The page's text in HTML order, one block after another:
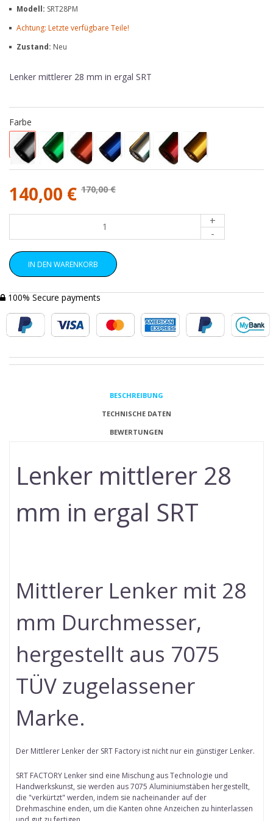
Modell: SRT28PM
Achtung: Letzte verfügbare Teile!
Zustand: Neu
Lenker mittlerer 28 mm in ergal SRT
Farbe
140,00 € 170,00 €
+
-
IN DEN WARENKORB
100% Secure payments
BESCHREIBUNG
TECHNISCHE DATEN
BEWERTUNGEN
Lenker mittlerer 28
mm in ergal SRT
Mittlerer Lenker mit 28
mm Durchmesser,
hergestellt aus 7075
TÜV zugelassener
Marke.
Der Mittlerer Lenker der SRT Factory ist nicht nur ein günstiger Lenker.
SRT FACTORY Lenker sind eine Mischung aus Technologie und
Handwerkskunst, sie werden aus 7075 Aluminiumstäben hergestellt,
die "verkürtzt" werden, indem sie nacheinander auf der
Drehmaschine enden, um die Kanten ohne Anzeichen zu hinterlassen